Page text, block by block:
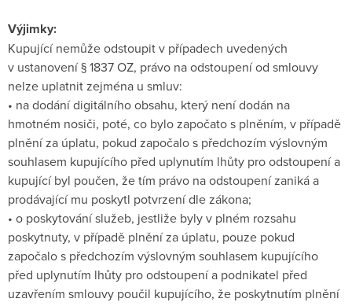
Výjimky:
Kupující nemůže odstoupit v případech uvedených
v ustanovení § 1837 OZ, právo na odstoupení od smlouvy
nelze uplatnit zejména u smluv:
• na dodání digitálního obsahu, který není dodán na
hmotném nosiči, poté, co bylo započato s plněním, v případě
plnění za úplatu, pokud započalo s předchozím výslovným
souhlasem kupujícího před uplynutím lhůty pro odstoupení a
kupující byl poučen, že tím právo na odstoupení zaniká a
prodávající mu poskytl potvrzení dle zákona;
• o poskytování služeb, jestliže byly v plném rozsahu
poskytnuty, v případě plnění za úplatu, pouze pokud
započalo s předchozím výslovným souhlasem kupujícího
před uplynutím lhůty pro odstoupení a podnikatel před
uzavřením smlouvy poučil kupujícího, že poskytnutím plnění